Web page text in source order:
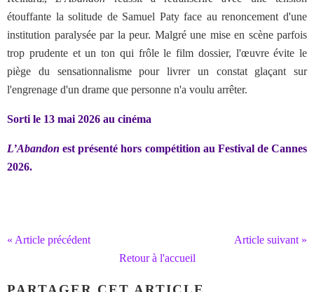
étouffante la solitude de Samuel Paty face au renoncement d'une
institution paralysée par la peur. Malgré une mise en scène parfois
trop prudente et un ton qui frôle le film dossier, l'œuvre évite le
piège du sensationnalisme pour livrer un constat glaçant sur
l'engrenage d'un drame que personne n'a voulu arrêter.
Sorti le 13 mai 2026 au cinéma
L’Abandon est présenté hors compétition au Festival de Cannes
2026.
« Article précédent
Article suivant »
Retour à l'accueil